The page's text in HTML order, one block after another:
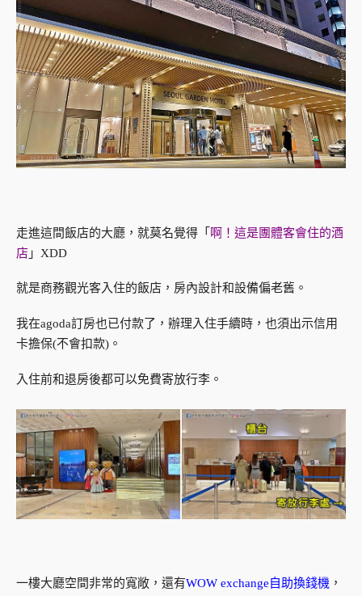
走進這間飯店的大廳，就莫名覺得「 啊！這是團體客會住的酒
店 」XDD
就是商務觀光客入住的飯店，房內設計和設備偏老舊。
我在agoda訂房也已付款了，辦理入住手續時，也須出示信用
卡擔保(不會扣款)。
入住前和退房後都可以免費寄放行李。
一樓大廳空間非常的寬敞，還有WOW exchange自助換錢機 ，